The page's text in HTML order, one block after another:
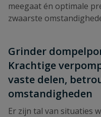
meegaat én optimale
zwaarste
Grinder
Krachtige
vaste delen,
omstandigheden
Er zijn tal van situaties